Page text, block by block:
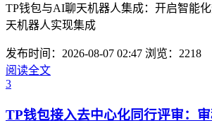
TP钱包与AI聊天机器人集成：开启智能
天机器人实现集成
发布时间：2026-08-07 02:47 浏览：2218
阅读全文
3
TP钱包接入去中心化同行评审：